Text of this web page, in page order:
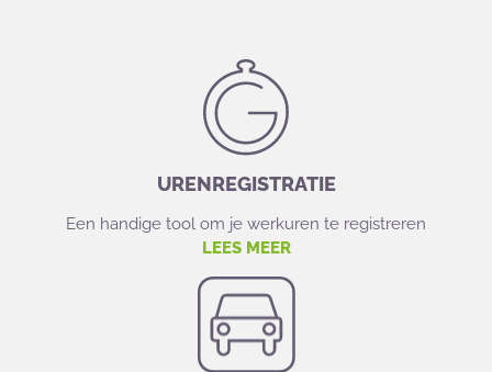
URENREGISTRATIE
Een handige tool om je werkuren te registreren
LEES MEER